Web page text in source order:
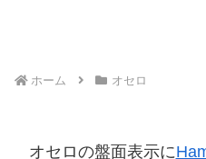
ホーム オセロ
オセロの盤面表示に